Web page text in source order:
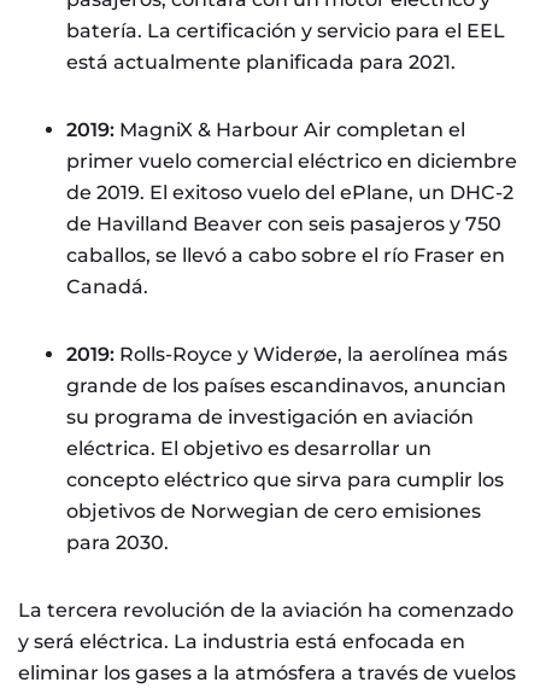
batería. La certificación y servicio para el EEL
está actualmente planificada para 2021.
2019: MagniX & Harbour Air completan el
primer vuelo comercial eléctrico en diciembre
de 2019. El exitoso vuelo del ePlane, un DHC-2
de Havilland Beaver con seis pasajeros y 750
caballos, se llevó a cabo sobre el río Fraser en
Canadá.
2019: Rolls-Royce y Widerøe, la aerolínea más
grande de los países escandinavos, anuncian
su programa de investigación en aviación
eléctrica. El objetivo es desarrollar un
concepto eléctrico que sirva para cumplir los
objetivos de Norwegian de cero emisiones
para 2030.
La tercera revolución de la aviación ha comenzado
y será eléctrica. La industria está enfocada en
eliminar los gases a la atmósfera a través de vuelos